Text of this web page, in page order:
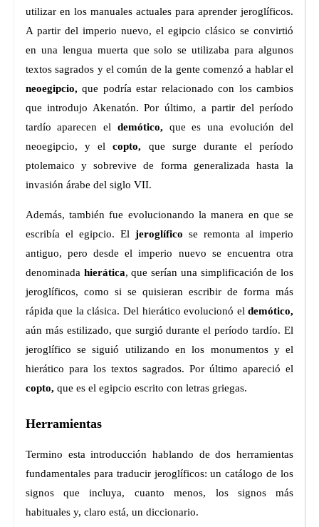
utilizar en los manuales actuales para aprender jeroglíficos.
A partir del imperio nuevo, el egipcio clásico se convirtió
en una lengua muerta que solo se utilizaba para algunos
textos sagrados y el común de la gente comenzó a hablar el
neoegipcio, que podría estar relacionado con los cambios
que introdujo Akenatón. Por último, a partir del período
tardío aparecen el demótico, que es una evolución del
neoegipcio, y elcopto, que surge durante el período
ptolemaico y sobrevive de forma generalizada hasta la
invasión árabe del siglo VII.
Además, también fue evolucionando la manera en que se
escribía el egipcio. El jeroglífico se remonta al imperio
antiguo, pero desde el imperio nuevo se encuentra otra
denominada hierática, que serían una simplificación de los
jeroglíficos, como si se quisieran escribir de forma más
rápida que la clásica. Del hierático evolucionó eldemótico,
aún más estilizado, que surgió durante el período tardío. El
jeroglífico se siguió utilizando en los monumentos y el
hierático para los textos sagrados. Por último apareció el
copto, que es el egipcio escrito con letras griegas.
Herramientas
Termino esta introducción hablando de dos herramientas
fundamentales para traducir jeroglíficos: un catálogo de los
signos que incluya, cuanto menos, los signos más
habituales y, claro está, un diccionario.